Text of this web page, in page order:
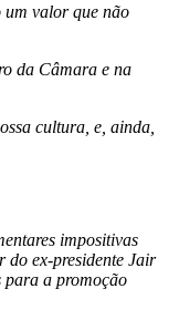
um valor que não
da Câmara e na
cultura, e, ainda,
impositivas
do ex-presidente Jair
para a promoção